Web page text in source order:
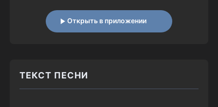
Открыть в приложении
ТЕКСТ ПЕСНИ